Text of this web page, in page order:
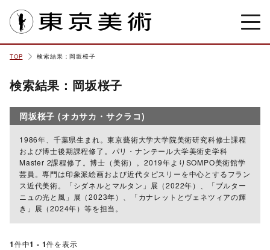
TOP 検索結果：岡坂桜子
検索結果：岡坂桜子
岡坂桜子 (オカサカ・サクラコ)
1986年、千葉県生まれ。東京藝術大学大学院美術研究科修士課程
および博士後期課程修了。パリ・ナンテール大学美術史学科
Master 2課程修了。博士（美術）。2019年よりSOMPO美術館学
芸員。専門は印象派絵画および近代タピスリーを中心とするフラン
ス近代美術。「シダネルとマルタン」展（2022年）、「ブルター
ニュの光と風」展（2023年）、「カナレットとヴェネツィアの輝
き」展（2024年）等を担当。
1件中1 - 1件を表示